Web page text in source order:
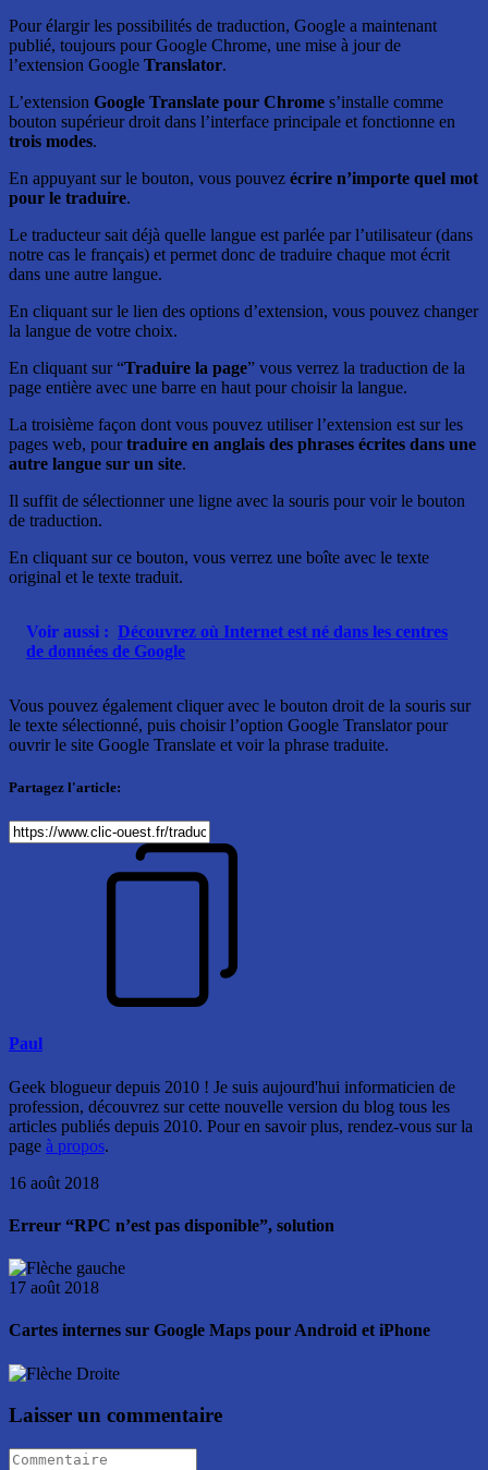
Pour élargir les possibilités de traduction, Google a maintenant
publié, toujours pour Google Chrome, une mise à jour de
l’extension Google Translator.
L’extension Google Translate pour Chrome s’installe comme
bouton supérieur droit dans l’interface principale et fonctionne en
trois modes.
En appuyant sur le bouton, vous pouvez écrire n’importe quel mot
pour le traduire.
Le traducteur sait déjà quelle langue est parlée par l’utilisateur (dans
notre cas le français) et permet donc de traduire chaque mot écrit
dans une autre langue.
En cliquant sur le lien des options d’extension, vous pouvez changer
la langue de votre choix.
En cliquant sur “Traduire la page” vous verrez la traduction de la
page entière avec une barre en haut pour choisir la langue.
La troisième façon dont vous pouvez utiliser l’extension est sur les
pages web, pourtraduire en anglais des phrases écrites dans une
autre langue sur un site.
Il suffit de sélectionner une ligne avec la souris pour voir le bouton
de traduction.
En cliquant sur ce bouton, vous verrez une boîte avec le texte
original et le texte traduit.
Voir aussi : Découvrez où Internet est né dans les centres
de données de Google
Vous pouvez également cliquer avec le bouton droit de la souris sur
le texte sélectionné, puis choisir l’option Google Translator pour
ouvrir le site Google Translate et voir la phrase traduite.
Partagez l'article:
Paul
Geek blogueur depuis 2010 ! Je suis aujourd'hui informaticien de
profession, découvrez sur cette nouvelle version du blog tous les
articles publiés depuis 2010. Pour en savoir plus, rendez-vous sur la
page à propos.
16 août 2018
Erreur “RPC n’est pas disponible”, solution
17 août 2018
Cartes internes sur Google Maps pour Android et iPhone
Laisser un commentaire